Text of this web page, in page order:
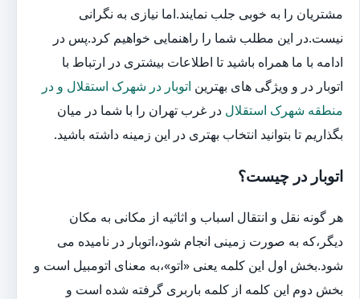
مشتریان را به خوبی جلب نمایند.اما نیازی به نگرانی
نیست.در این مطلب شما را راهنمایی خواهیم کرد.پس در
ادامه با ما همراه باشید تا اطلاعات بیشتری در ارتباط با
اتوبار در و ویژگی های بهترین اتوبار در شهرک استقلال و در
منطقه شهرک استقلال در غرب تهران را با شما در میان
بگذاریم تا بتوانید انتخاب بهتری در این زمینه داشته باشید.
اتوبار در چیست؟
هر گونه نقل و انتقال اسباب و اثاثیه از مکانی به مکان
دیگر،که به صورت زمینی انجام شود،اتوبار در نامیده می
شود.بخش اول این کلمه یعنی «اتو»،به معنای اتومبیل است و
بخش دوم این کلمه از کلمه باربری گرفته شده است و